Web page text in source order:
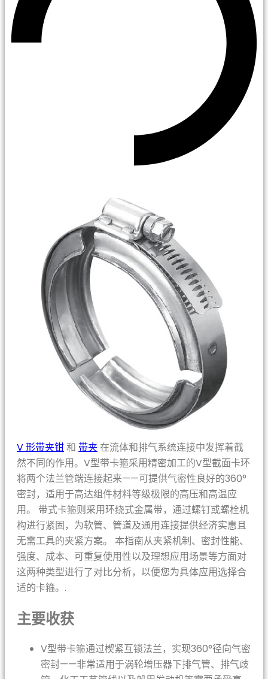
V 形带夹钳和 带夹 在流体和排气系统连接中发挥着截
然不同的作用。V型带卡箍采用精密加工的V型截面卡环
将两个法兰管端连接起来——可提供气密性良好的360°
密封，适用于高达组件材料等级极限的高压和高温应
用。 带式卡箍则采用环绕式金属带，通过螺钉或螺栓机
构进行紧固，为软管、管道及通用连接提供经济实惠且
无需工具的夹紧方案。 本指南从夹紧机制、密封性能、
强度、成本、可重复使用性以及理想应用场景等方面对
这两种类型进行了对比分析，以便您为具体应用选择合
适的卡箍。.
主要收获
V型带卡箍通过楔紧互锁法兰，实现360°径向气密
密封——非常适用于涡轮增压器下排气管、排气歧